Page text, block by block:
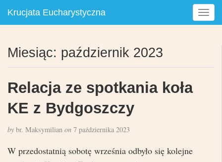
Krucjata Eucharystyczna
T
o
e
Miesiąc: październik 2023
Relacja ze spotkania koła
KE z Bydgoszczy
by br. Maksymilian on 7 października 2023
W przedostatnią sobotę września odbyło się kolejne